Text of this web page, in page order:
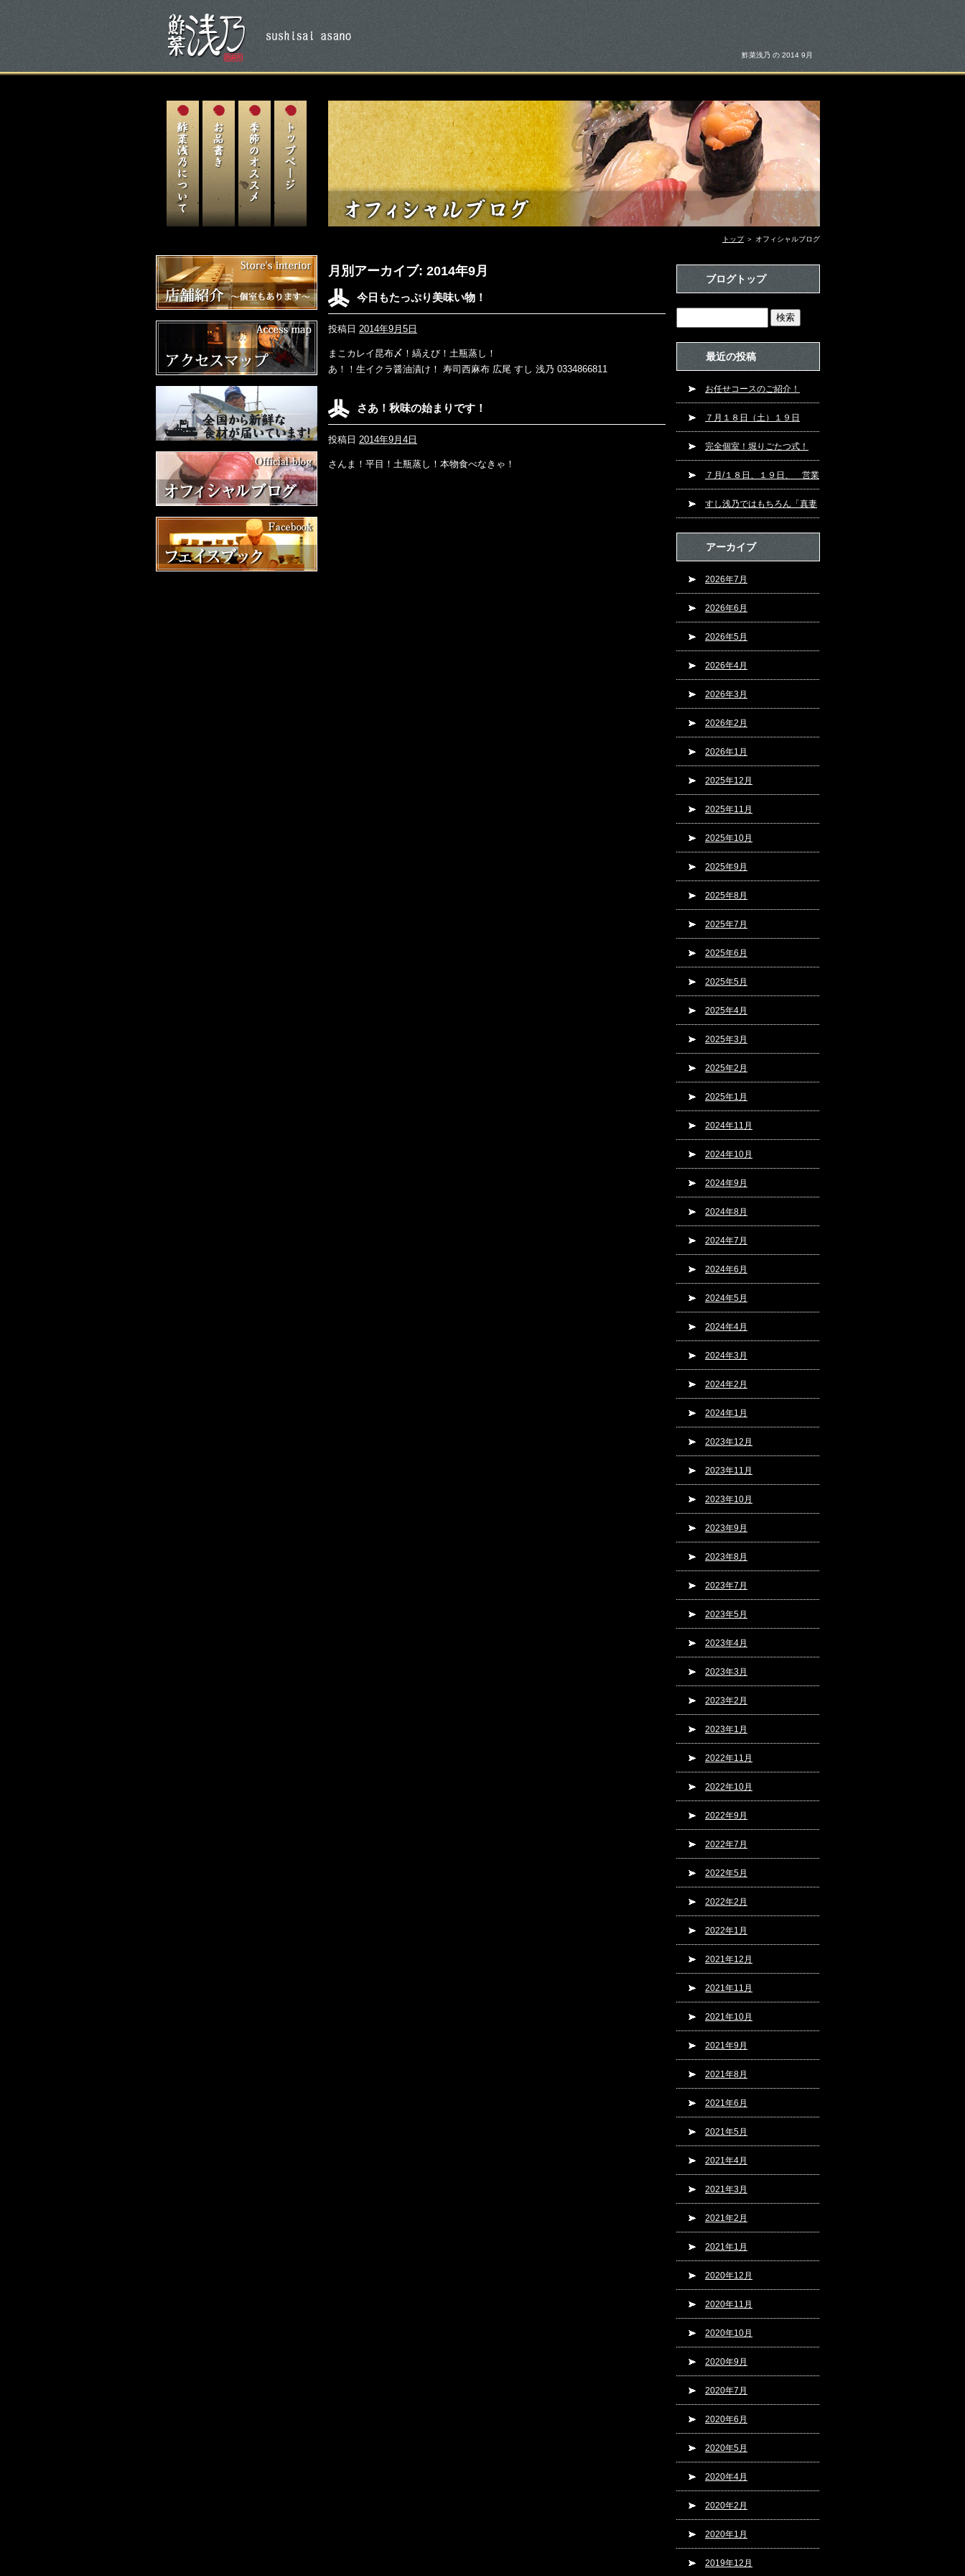
鮓菜浅乃 の 2014 9月
トップ＞ オフィシャルブログ
月別アーカイブ: 2014年9月
今日もたっぷり美味い物！
投稿日 2014年9月5日
まこカレイ昆布〆！縞えび！土瓶蒸し！
あ！！生イクラ醤油漬け！ 寿司西麻布 広尾 すし 浅乃 0334866811
さあ！秋味の始まりです！
投稿日 2014年9月4日
さんま！平目！土瓶蒸し！本物食べなきゃ！
ブログトップ
最近の投稿
お任せコースのご紹介！
７月１８日（土）１９日
（日）営業です！
完全個室！堀りごたつ式！
７月/１８日、１９日、 営業
です！！
すし浅乃ではもちろん「真妻
（まずま）本わさび」！
アーカイブ
2026年7月
2026年6月
2026年5月
2026年4月
2026年3月
2026年2月
2026年1月
2025年12月
2025年11月
2025年10月
2025年9月
2025年8月
2025年7月
2025年6月
2025年5月
2025年4月
2025年3月
2025年2月
2025年1月
2024年11月
2024年10月
2024年9月
2024年8月
2024年7月
2024年6月
2024年5月
2024年4月
2024年3月
2024年2月
2024年1月
2023年12月
2023年11月
2023年10月
2023年9月
2023年8月
2023年7月
2023年5月
2023年4月
2023年3月
2023年2月
2023年1月
2022年11月
2022年10月
2022年9月
2022年7月
2022年5月
2022年2月
2022年1月
2021年12月
2021年11月
2021年10月
2021年9月
2021年8月
2021年6月
2021年5月
2021年4月
2021年3月
2021年2月
2021年1月
2020年12月
2020年11月
2020年10月
2020年9月
2020年7月
2020年6月
2020年5月
2020年4月
2020年2月
2020年1月
2019年12月